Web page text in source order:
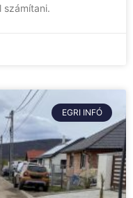
számítani.
EGRI INFÓ